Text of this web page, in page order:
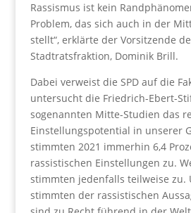
Rassismus ist kein
Problem, das sich auch in der
stellt“, erklärte der Vorsitzende
Stadtratsfraktion, Dominik Brill.
Dabei verweist die SPD auf die
untersucht die Friedrich-Ebert-
sogenannten Mitte-Studien das
Einstellungspotential in unserer
stimmten 2021 immerhin 6,4
rassistischen Einstellungen zu.
stimmten jedenfalls teilweise zu.
stimmten der rassistischen